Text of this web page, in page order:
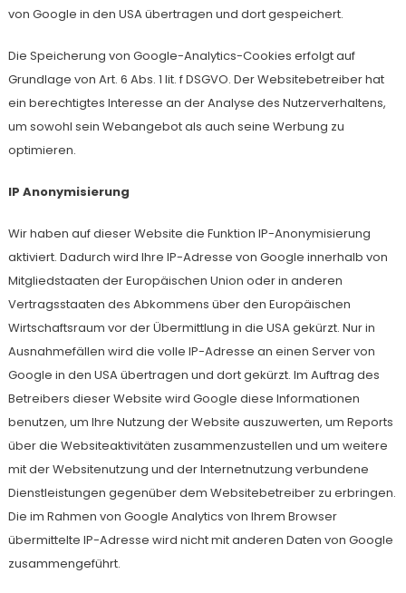
von Google in den USA übertragen und dort gespeichert.
Die Speicherung von Google-Analytics-Cookies erfolgt auf
Grundlage von Art. 6 Abs. 1 lit. f DSGVO. Der Websitebetreiber hat
ein berechtigtes Interesse an der Analyse des Nutzerverhaltens,
um sowohl sein Webangebot als auch seine Werbung zu
optimieren.
IP Anonymisierung
Wir haben auf dieser Website die Funktion IP-Anonymisierung
aktiviert. Dadurch wird Ihre IP-Adresse von Google innerhalb von
Mitgliedstaaten der Europäischen Union oder in anderen
Vertragsstaaten des Abkommens über den Europäischen
Wirtschaftsraum vor der Übermittlung in die USA gekürzt. Nur in
Ausnahmefällen wird die volle IP-Adresse an einen Server von
Google in den USA übertragen und dort gekürzt. Im Auftrag des
Betreibers dieser Website wird Google diese Informationen
benutzen, um Ihre Nutzung der Website auszuwerten, um Reports
über die Websiteaktivitäten zusammenzustellen und um weitere
mit der Websitenutzung und der Internetnutzung verbundene
Dienstleistungen gegenüber dem Websitebetreiber zu erbringen.
Die im Rahmen von Google Analytics von Ihrem Browser
übermittelte IP-Adresse wird nicht mit anderen Daten von Google
zusammengeführt.